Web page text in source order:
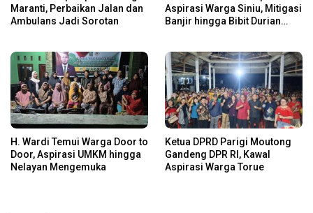
Maranti, Perbaikan Jalan dan
Ambulans Jadi Sorotan
Aspirasi Warga Siniu, Mitigasi
Banjir hingga Bibit Durian
H. Wardi Temui Warga Door to
Door, Aspirasi UMKM hingga
Nelayan Mengemuka
Ketua DPRD Parigi Moutong
Gandeng DPR RI, Kawal
Aspirasi Warga Torue